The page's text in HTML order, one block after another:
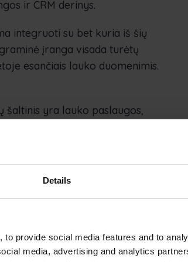
Details
provide social media features and to
media, advertising and analytics
ir CRM derinys.
integruoti su bet kuria iš šių
įranga visada turėtų
esančiais lauko duomenimis.
šaltinis yra lauko paslaugos,
diegimas yra naudingas
su išteklių naudojimo